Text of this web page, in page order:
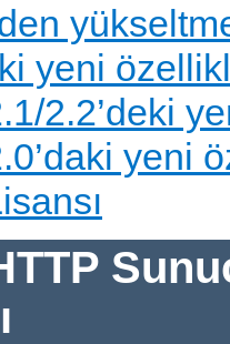
yeni
2.2’deki
yeni